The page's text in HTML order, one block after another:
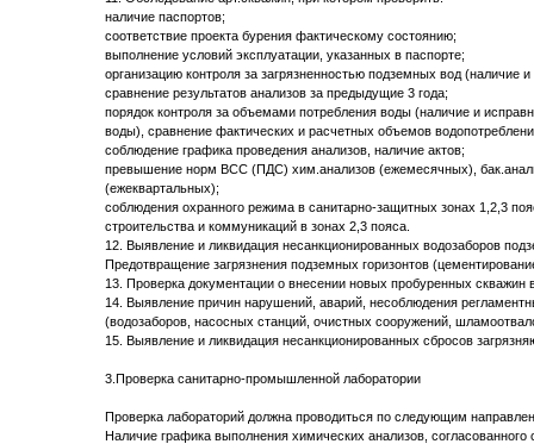
наличие паспортов;
соответствие проекта бурения фактическому состоянию;
выполнение условий эксплуатации, указанных в паспорте;
организацию контроля за загрязненностью подземных вод (наличие
сравнение результатов анализов за предыдущие 3 года;
порядок контроля за объемами потребления воды (наличие и
воды), сравнение фактических и расчетных объемов
соблюдение графика проведения анализов, наличие актов;
превышение норм ВСС (ПДС) хим.анализов (ежемесячных),
(ежеквартальных);
соблюдения охранного режима в санитарно-защитных зонах 1,2,3
строительства и коммуникаций в зонах 2,3 пояса.
12. Выявление и ликвидация несанкционированных водозаборов
Предотвращение загрязнения подземных горизонтов
13. Проверка документации о внесении новых пробуренных скважин
14. Выявление причин нарушений, аварий, несоблюдения
(водозаборов, насосных станций, очистных сооружений,
15. Выявление и ликвидация несанкционированных сбросов
3.Проверка санитарно-промышленной лаборатории
Проверка лабораторий должна проводиться по следующим
Наличие графика выполнения химических анализов,